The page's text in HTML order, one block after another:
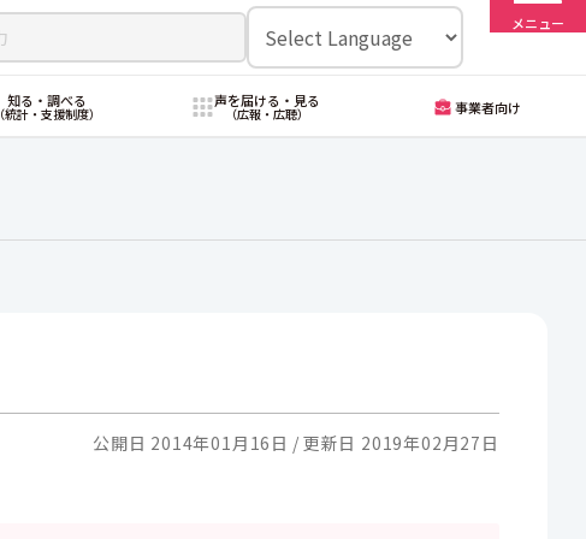
メニュー
知る・調べる
（統計・支援制度）
声を届ける・見る
（広報・広聴） 事業者向け
公開日 2014年01月16日 更新日 2019年02月27日